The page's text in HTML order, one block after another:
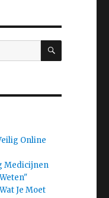
SEARCH
Online
Medicijnen
Je Moet